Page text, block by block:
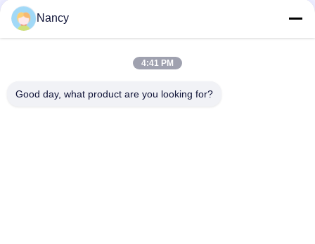
Λαϊκή κατηγορία
Τύπος φίλτρου
Nancy
4:41 PM
Good day, what product are you looking for?